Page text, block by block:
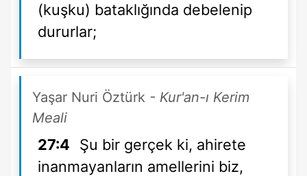
(kuşku) bataklığında debelenip
dururlar;
Yaşar Nuri Öztürk - Kur'an-ı Kerim
Meali
27:4
Şu bir gerçek ki, ahirete
inanmayanların amellerini biz,